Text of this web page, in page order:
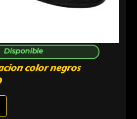
Disponible
color negros